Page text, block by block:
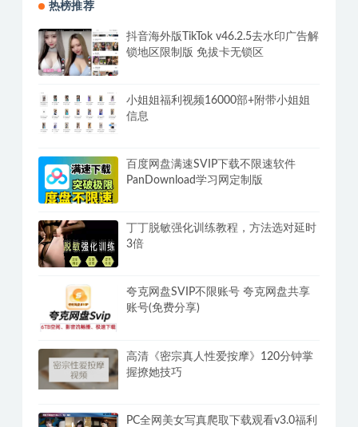
热榜推荐
抖音海外版TikTok v46.2.5去水印广告解
锁地区限制版 免拔卡无锁区
小姐姐福利视频16000部+附带小姐姐
信息
百度网盘满速SVIP下载不限速软件
PanDownload学习网定制版
丁丁脱敏强化训练教程，方法选对延时
3倍
夸克网盘SVIP不限账号 夸克网盘共享
账号(免费分享)
高清《密宗真人性爱按摩》120分钟掌
握撩她技巧
PC全网美女写真爬取下载观看v3.0福利